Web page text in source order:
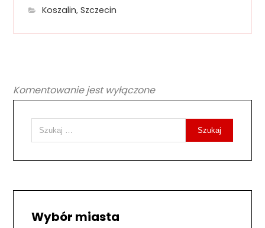
Koszalin,Szczecin
Komentowanie jest wyłączone
Szukaj
Wybór miasta